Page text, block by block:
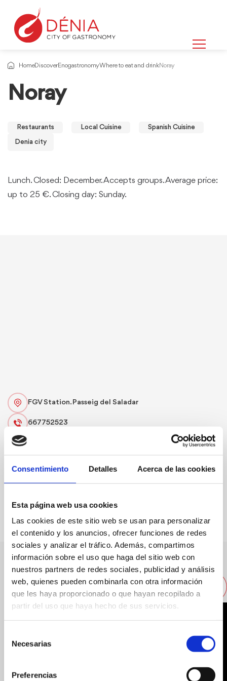
Consentimiento Detalles Acerca de las cookies
Esta página web usa cookies
Las cookies de este sitio web se usan para personalizar
el contenido y los anuncios, ofrecer funciones de redes
sociales y analizar el tráfico. Además, compartimos
información sobre el uso que haga del sitio web con
nuestros partners de redes sociales, publicidad y análisis
web, quienes pueden combinarla con otra información
que les haya proporcionado o que hayan recopilado a
partir del uso que haya hecho de sus servicios.
Necesarias
Preferencias
HomeDiscoverEnogastronomyWhere to eat and drinkNoray
Noray
Restaurants Local Cuisine Spanish Cuisine
Denia city
Lunch. Closed: December. Accepts groups. Average price:
up to 25 €. Closing day: Sunday.
FGV Station. Passeig del Saladar
667752523
Specialty:Lunch
Other nearby restaurants